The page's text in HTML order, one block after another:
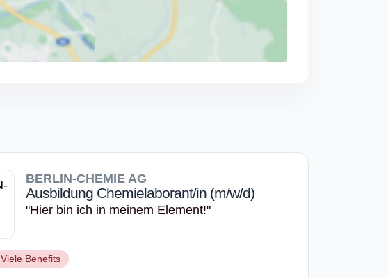
BERLIN-CHEMIE AG
Ausbildung Chemielaborant/in (m/w/d)
"Hier bin ich in meinem Element!"
Viele Benefits